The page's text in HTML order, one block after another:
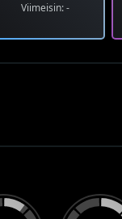
Viimeisin: -